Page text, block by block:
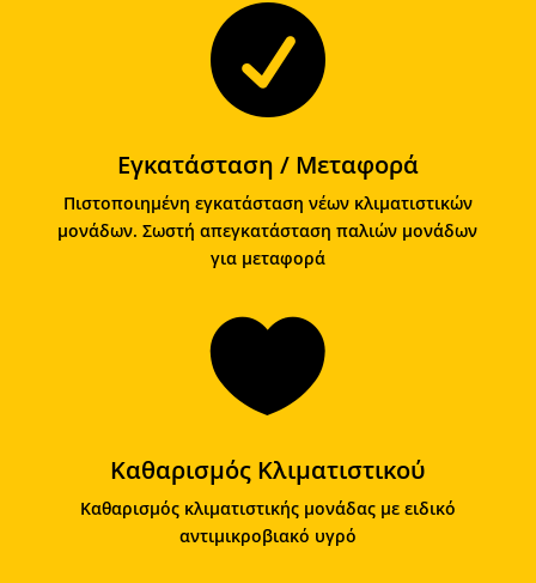

Εγκατάσταση / Μεταφορά
Πιστοποιημένη εγκατάσταση νέων κλιματιστικών
μονάδων. Σωστή απεγκατάσταση παλιών μονάδων
για μεταφορά

Καθαρισμός Κλιματιστικού
Καθαρισμός κλιματιστικής μονάδας με ειδικό
αντιμικροβιακό υγρό